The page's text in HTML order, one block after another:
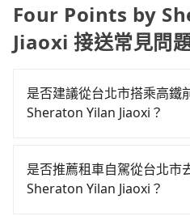
Four Points by
Jiaoxi 接送常見問
是否建議從台北市搭乘高
Sheraton Yilan Jiaoxi？
絕非最佳選擇，高鐵較貴、
雖然一天最多時有103班車
是否推薦租車自駕從台北
Sheraton Yilan Jiaoxi？